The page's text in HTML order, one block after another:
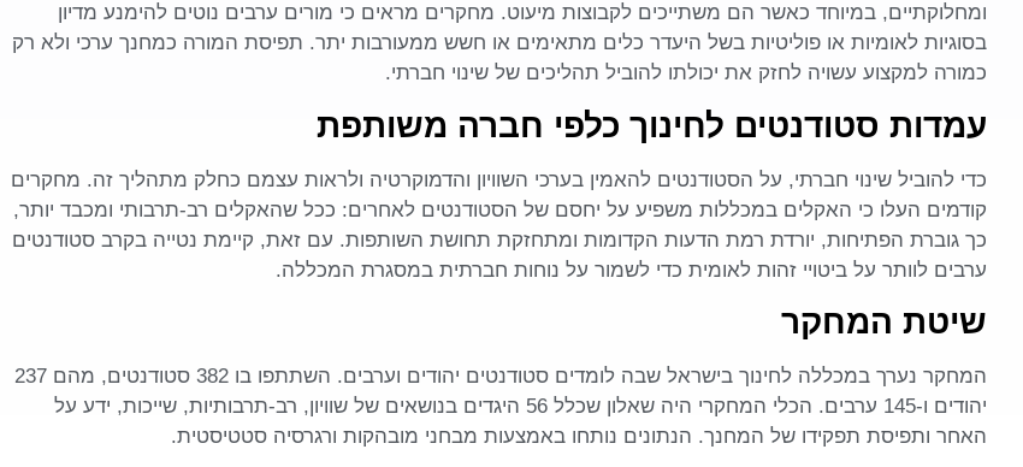
ומחלוקתיים, במיוחד כאשר הם משתייכים לקבוצות מיעוט. מחקרים מראים כי מורים ערבים נוטים להימנע מדיון
בסוגיות לאומיות או פוליטיות בשל היעדר כלים מתאימים או חשש ממעורבות יתר. תפיסת המורה כמחנך ערכי ולא רק
כמורה למקצוע עשויה לחזק את יכולתו להוביל תהליכים של שינוי חברתי.
עמדות סטודנטים לחינוך כלפי חברה משותפת
כדי להוביל שינוי חברתי, על הסטודנטים להאמין בערכי השוויון והדמוקרטיה ולראות עצמם כחלק מתהליך זה. מחקרים
קודמים העלו כי האקלים במכללות משפיע על יחסם של הסטודנטים לאחרים: ככל שהאקלים רב-תרבותי ומכבד יותר,
כך גוברת הפתיחות, יורדת רמת הדעות הקדומות ומתחזקת תחושת השותפות. עם זאת, קיימת נטייה בקרב סטודנטים
ערבים לוותר על ביטויי זהות לאומית כדי לשמור על נוחות חברתית במסגרת המכללה.
שיטת המחקר
המחקר נערך במכללה לחינוך בישראל שבה לומדים סטודנטים יהודים וערבים. השתתפו בו 382 סטודנטים, מהם 237
יהודים ו-145 ערבים. הכלי המחקרי היה שאלון שכלל 56 היגדים בנושאים של שוויון, רב-תרבותיות, שייכות, ידע על
האחר ותפיסת תפקידו של המחנך. הנתונים נותחו באמצעות מבחני מובהקות ורגרסיה סטטיסטית.